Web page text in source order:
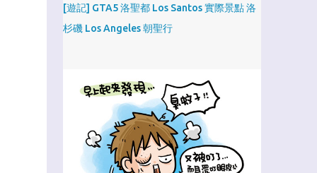
[遊記] GTA5 洛聖都 Los Santos 實際景點 洛
杉磯 Los Angeles 朝聖行